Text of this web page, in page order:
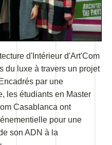
d'Intérieur d'Art'Com
du luxe à travers un projet
par une
les étudiants en Master
Casablanca ont
pour une
son ADN à la